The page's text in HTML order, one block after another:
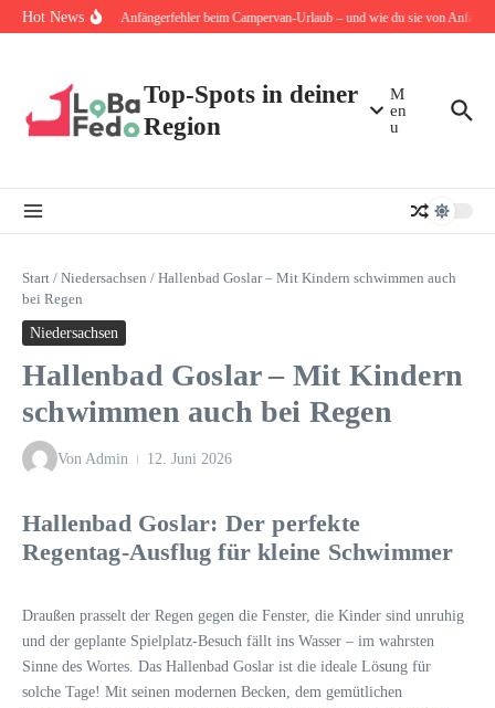
Zum Inhalt springen
Hot News
Die 10 häufigsten Anfängerfehler beim Campervan-Urlaub – und wie du sie von Anfang
Top-Spots in deiner
Region
M
en
u
Start / Niedersachsen / Hallenbad Goslar – Mit Kindern schwimmen auch
bei Regen
Niedersachsen
Hallenbad Goslar – Mit Kindern
schwimmen auch bei Regen
Von Admin 12. Juni 2026
Hallenbad Goslar: Der perfekte
Regentag-Ausflug für kleine Schwimmer
Draußen prasselt der Regen gegen die Fenster, die Kinder sind unruhig
und der geplante Spielplatz-Besuch fällt ins Wasser – im wahrsten
Sinne des Wortes. Das Hallenbad Goslar ist die ideale Lösung für
solche Tage! Mit seinen modernen Becken, dem gemütlichen